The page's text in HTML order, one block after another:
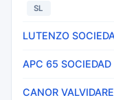
SL
LUTENZO
APC 65 SOCIEDAD
CANOR